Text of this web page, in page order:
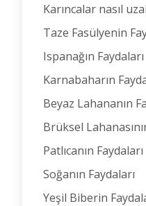
Karıncalar nasıl
Taze Fasülyenin
Ispanağın Faydaları
Karnabaharın
Beyaz Lahananın
Brüksel
Patlıcanın Faydaları
Soğanın Faydaları
Yeşil Biberin